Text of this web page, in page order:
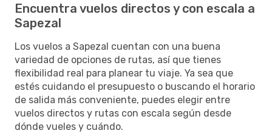
Encuentra vuelos directos y con escala a
Sapezal
Los vuelos a Sapezal cuentan con una buena
variedad de opciones de rutas, así que tienes
flexibilidad real para planear tu viaje. Ya sea que
estés cuidando el presupuesto o buscando el horario
de salida más conveniente, puedes elegir entre
vuelos directos y rutas con escala según desde
dónde vueles y cuándo.